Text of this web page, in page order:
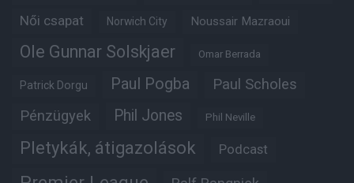
Női csapat Norwich City Noussair Mazraoui
Ole Gunnar Solskjaer Omar Berrada
Patrick Dorgu Paul Pogba Paul Scholes
Pénzügyek Phil Jones Phil Neville
Pletykák, átigazolások Podcast